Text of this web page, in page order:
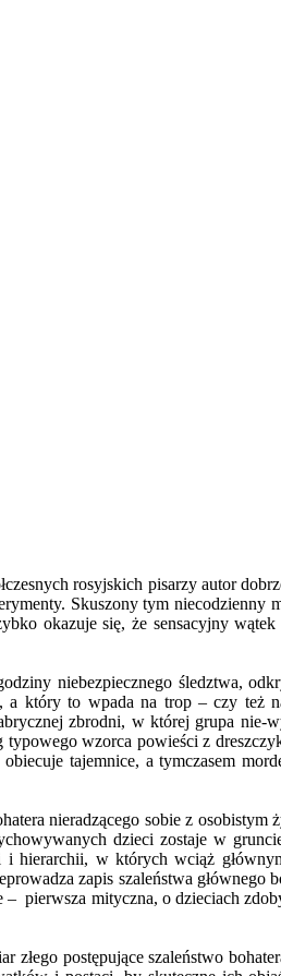
rosyjskich pisarzy autor
Skuszony tym niecodzienny
okazuje się, że sensacyjny
niebezpiecznego śledztwa,
a który to wpada na trop – czy też
zbrodni, w której grupa nie-
wzorca powieści z
tajemnice, a tymczasem
nieradzącego sobie z osobistym
dzieci zostaje w
hierarchii, w których wciąż
zapis szaleństwa głównego
pierwsza mityczna, o dzieciach
postępujące szaleństwo